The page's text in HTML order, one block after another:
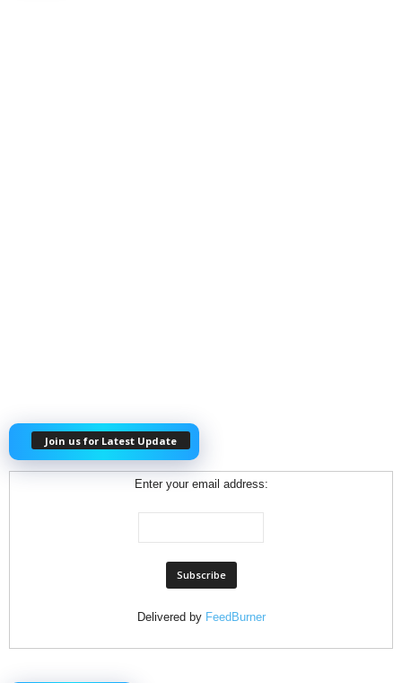
Join us for Latest Update
Enter your email address:
Delivered by FeedBurner